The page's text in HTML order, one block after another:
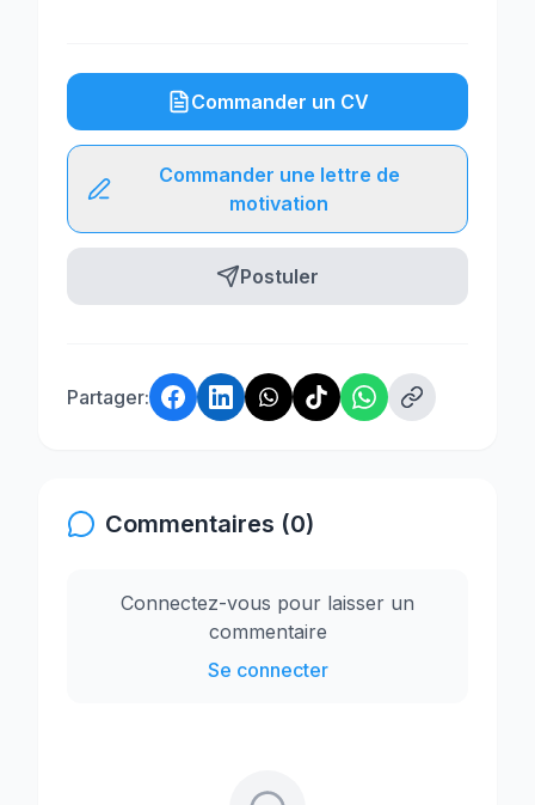
Commander un CV
Commander une lettre de
motivation
Postuler
Partager:
Commentaires (0)
Connectez-vous pour laisser un
commentaire
Se connecter